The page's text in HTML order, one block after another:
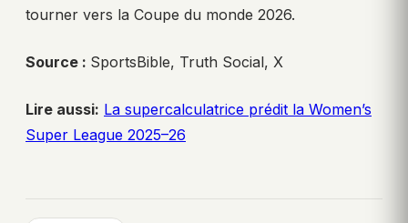
tourner vers la Coupe du monde 2026.
Source : SportsBible, Truth Social, X
Lire aussi: La supercalculatrice prédit la Women’s
Super League 2025–26